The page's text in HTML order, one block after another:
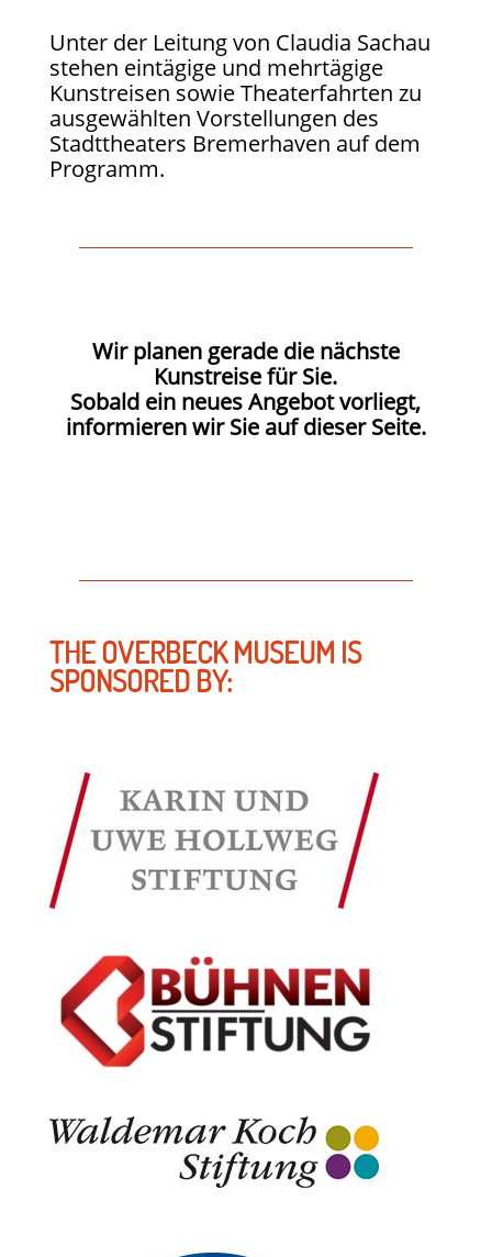
Unter der Leitung von Claudia Sachau
stehen eintägige und mehrtägige
Kunstreisen sowie Theaterfahrten zu
ausgewählten Vorstellungen des
Stadttheaters Bremerhaven auf dem
Programm.
Wir planen gerade die nächste
Kunstreise für Sie.
Sobald ein neues Angebot vorliegt,
informieren wir Sie auf dieser Seite.
THE OVERBECK MUSEUM IS
SPONSORED BY: